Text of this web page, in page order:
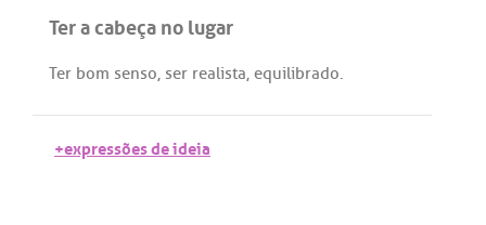
Ter a cabeça no lugar
Ter bom senso, ser realista, equilibrado.
+expressões de ideia